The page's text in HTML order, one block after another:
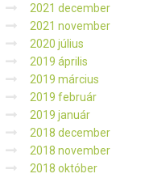
2021 december
2021 november
2020 július
2019 április
2019 március
2019 február
2019 január
2018 december
2018 november
2018 október